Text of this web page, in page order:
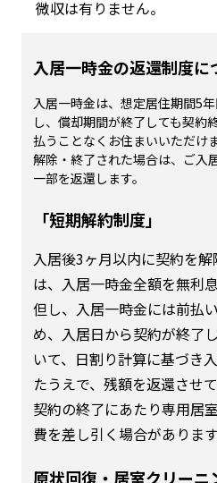
微収は有りません。
入居一時金の返還制度に
入居一時金は、想定居住期間5
し、償却期間が終了しても契約
払うことなくお住まいいただけ
解除・終了された場合は、ご入
一部を返還します。
「短期解約制度」
入居後3ヶ月以内に契約を
は、入居一時金全額を無利
但し、入居一時金には前払
め、入居日から契約が終了
いて、日割り計算に基づき
たうえで、残額を返還させ
契約の終了にあたり専用居
費を差し引く場合があります
原状回復・居室クリーニ